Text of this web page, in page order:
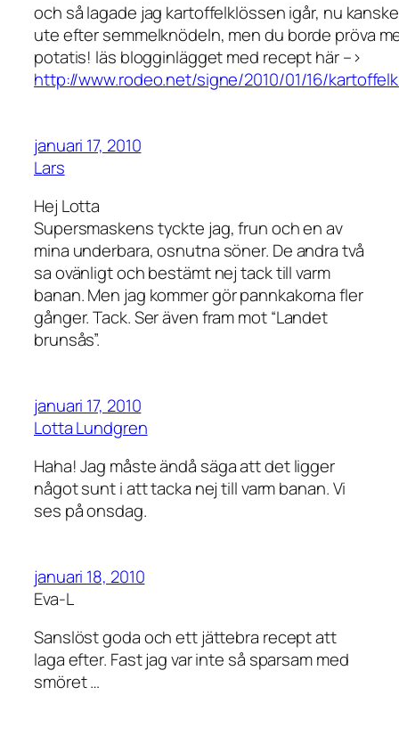
och så lagade jag kartoffelklössen igår, nu
ute efter semmelknödeln, men du borde pröva
potatis! läs blogginlägget med recept här –>
http://www.rodeo.net/signe/2010/01/16/
januari 17, 2010
Lars
Hej Lotta
Supersmaskens tyckte jag, frun och en av
mina underbara, osnutna söner. De andra två
sa ovänligt och bestämt nej tack till varm
banan. Men jag kommer gör pannkakorna fler
gånger. Tack. Ser även fram mot “Landet
brunsås”.
januari 17, 2010
Lotta Lundgren
Haha! Jag måste ändå säga att det ligger
något sunt i att tacka nej till varm banan. Vi
ses på onsdag.
januari 18, 2010
Eva-L
Sanslöst goda och ett jättebra recept att
laga efter. Fast jag var inte så sparsam med
smöret …